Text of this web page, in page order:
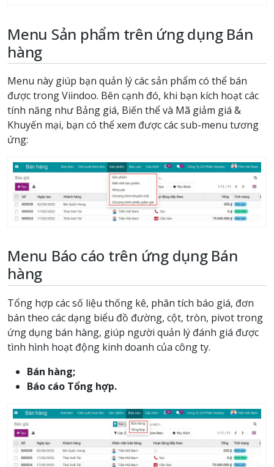
Menu Sản phẩm trên ứng dụng Bán
hàng
Menu này giúp bạn quản lý các sản phẩm có thể bán
được trong Viindoo. Bên cạnh đó, khi bạn kích hoạt các
tính năng như Bảng giá, Biến thể và Mã giảm giá &
Khuyến mại, bạn có thể xem được các sub-menu tương
ứng:
Menu Báo cáo trên ứng dụng Bán
hàng
Tổng hợp các số liệu thống kê, phân tích báo giá, đơn
bán theo các dạng biểu đồ đường, cột, tròn, pivot trong
ứng dụng bán hàng, giúp người quản lý đánh giá được
tình hình hoạt động kinh doanh của công ty.
Bán hàng;
Báo cáo Tổng hợp.